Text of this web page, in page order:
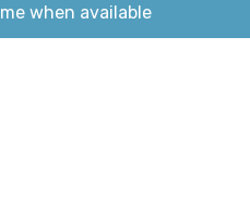
when available